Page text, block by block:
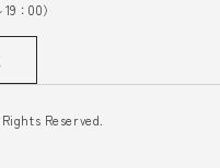
：00）
Reserved.